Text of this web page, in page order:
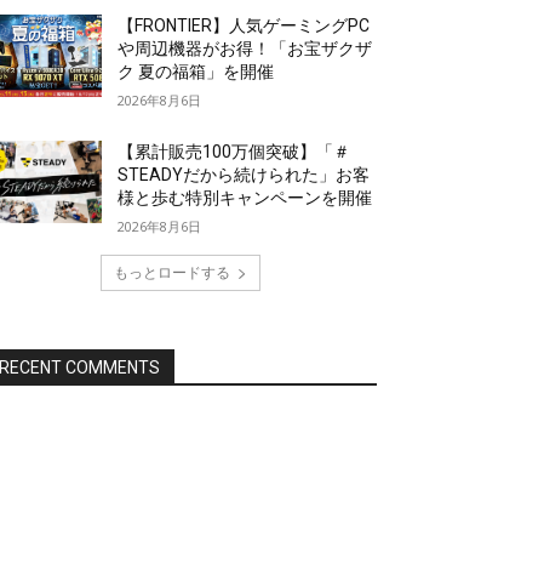
【FRONTIER】人気ゲーミングPC
や周辺機器がお得！「お宝ザクザ
ク 夏の福箱」を開催
2026年8月6日
【累計販売100万個突破】「＃
STEADYだから続けられた」お客
様と歩む特別キャンペーンを開催
2026年8月6日
もっとロードする
RECENT COMMENTS